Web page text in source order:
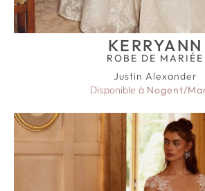
KERRYANN
ROBE DE MARIÉE
Justin Alexander
Disponible à Nogent/